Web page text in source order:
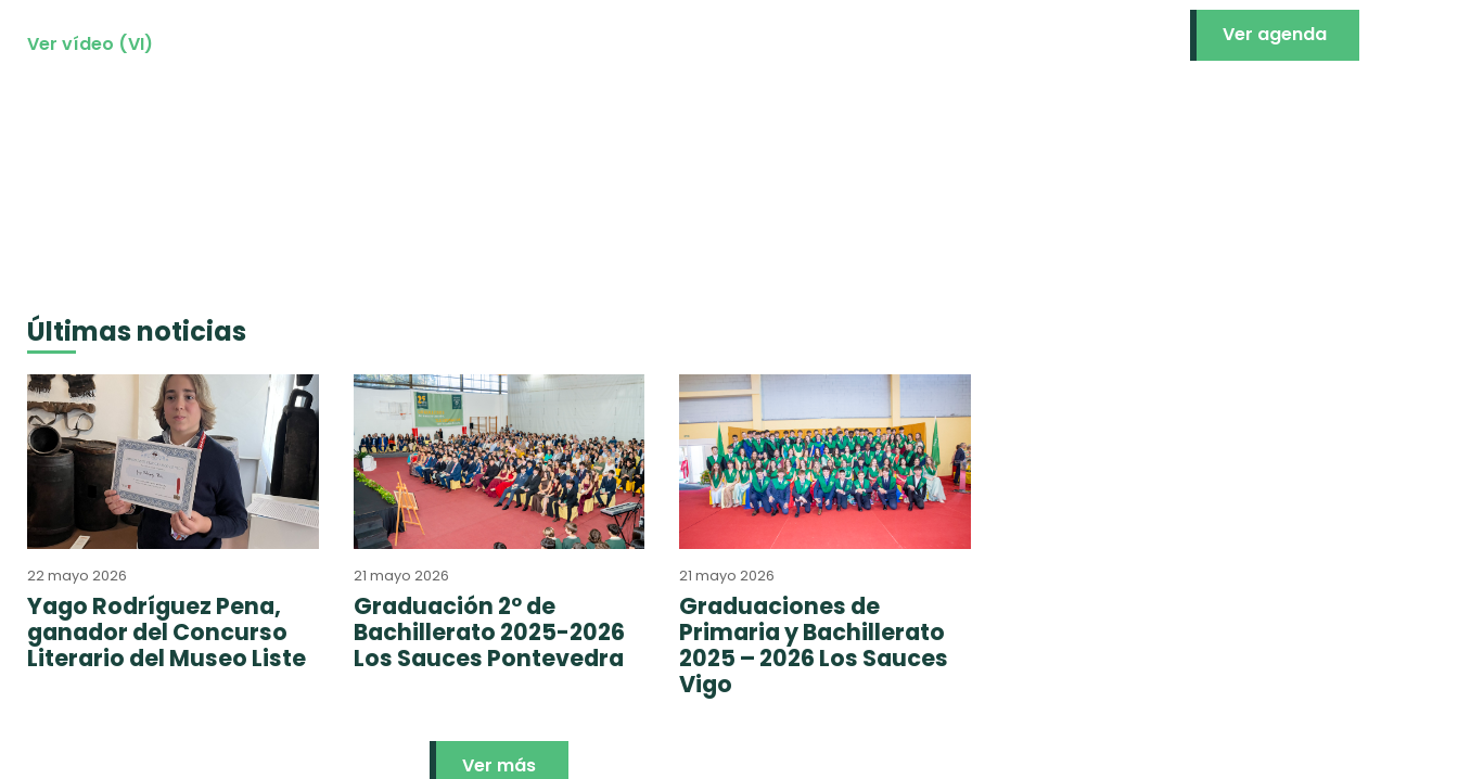
Ver vídeo (VI)
Últimas noticias
22 mayo 2026
Yago Rodríguez Pena,
ganador del Concurso
Literario del Museo Liste
21 mayo 2026
Graduación 2º de
Bachillerato 2025-2026
Los Sauces Pontevedra
21 mayo 2026
Graduaciones de
Primaria y Bachillerato
2025 – 2026 Los Sauces
Vigo
Ver más
Ver agenda